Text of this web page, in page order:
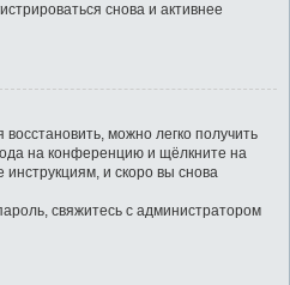
снова и активнее
можно легко получить
на конференцию и щёлкните на
инструкциям, и скоро вы снова
свяжитесь с администратором